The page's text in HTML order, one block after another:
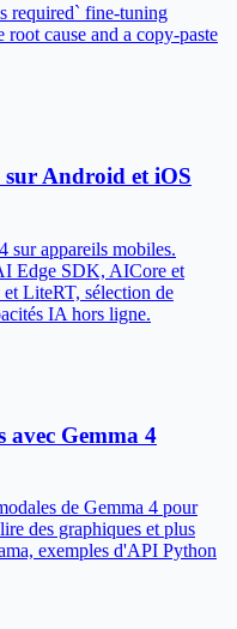
required` fine-tuning
cause and a copy-paste
sur Android et iOS
sur appareils mobiles.
Edge SDK, AICore et
LiteRT, sélection de
IA hors ligne.
avec Gemma 4
de Gemma 4 pour
des graphiques et plus
exemples d'API Python